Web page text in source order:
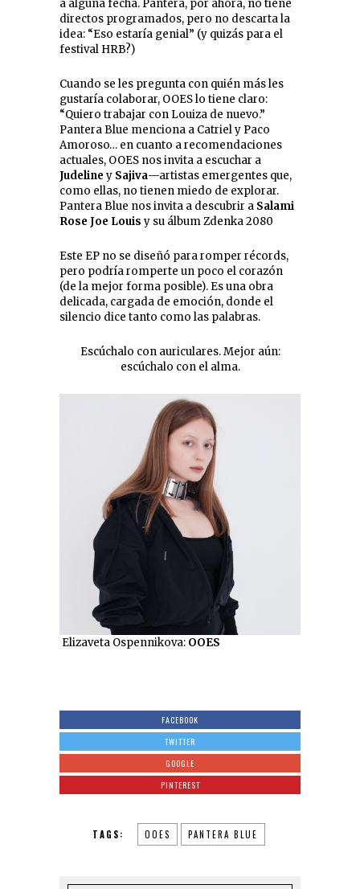
a alguna fecha. Pantera, por ahora, no tiene
directos programados, pero no descarta la
idea: “Eso estaría genial” (y quizás para el
festival HRB?)
Cuando se les pregunta con quién más les
gustaría colaborar, OOES lo tiene claro:
“Quiero trabajar con Louiza de nuevo.”
Pantera Blue menciona a Catriel y Paco
Amoroso… en cuanto a recomendaciones
actuales, OOES nos invita a escuchar a
Judeline y Sajiva—artistas emergentes que,
como ellas, no tienen miedo de explorar.
Pantera Blue nos invita a descubrir a Salami
Rose Joe Louis y su álbum Zdenka 2080
Este EP no se diseñó para romper récords,
pero podría romperte un poco el corazón
(de la mejor forma posible). Es una obra
delicada, cargada de emoción, donde el
silencio dice tanto como las palabras.
Escúchalo con auriculares. Mejor aún:
escúchalo con el alma.
Elizaveta Ospennikova: OOES
FACEBOOK
TWITTER
GOOGLE
PINTEREST
TAGS: OOES PANTERA BLUE